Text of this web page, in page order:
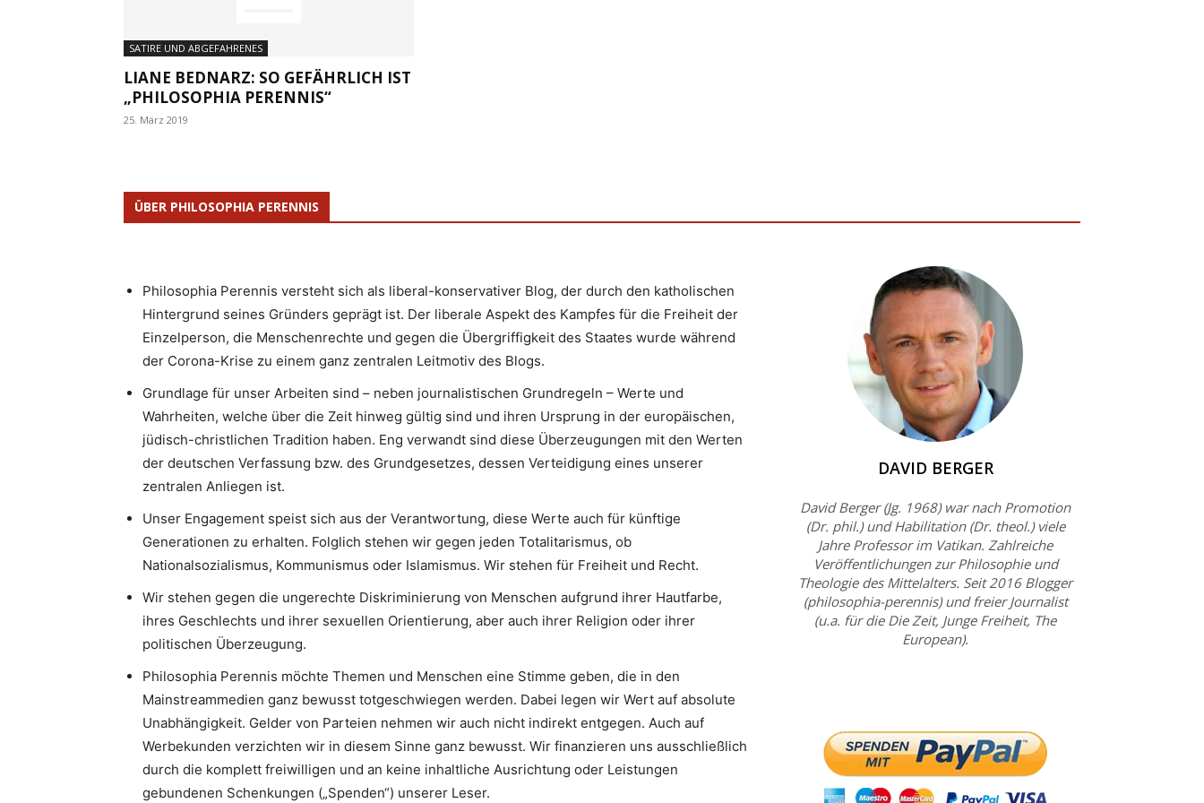
SATIRE UND ABGEFAHRENES
LIANE BEDNARZ: SO GEFÄHRLICH IST
„PHILOSOPHIA PERENNIS“
25. März 2019
ÜBER PHILOSOPHIA PERENNIS
Philosophia Perennis versteht sich als liberal-konservativer Blog, der durch den katholischen
Hintergrund seines Gründers geprägt ist. Der liberale Aspekt des Kampfes für die Freiheit der
Einzelperson, die Menschenrechte und gegen die Übergriffigkeit des Staates wurde während
der Corona-Krise zu einem ganz zentralen Leitmotiv des Blogs.
Grundlage für unser Arbeiten sind – neben journalistischen Grundregeln – Werte und
Wahrheiten, welche über die Zeit hinweg gültig sind und ihren Ursprung in der europäischen,
jüdisch-christlichen Tradition haben. Eng verwandt sind diese Überzeugungen mit den Werten
der deutschen Verfassung bzw. des Grundgesetzes, dessen Verteidigung eines unserer
zentralen Anliegen ist.
Unser Engagement speist sich aus der Verantwortung, diese Werte auch für künftige
Generationen zu erhalten. Folglich stehen wir gegen jeden Totalitarismus, ob
Nationalsozialismus, Kommunismus oder Islamismus. Wir stehen für Freiheit und Recht.
Wir stehen gegen die ungerechte Diskriminierung von Menschen aufgrund ihrer Hautfarbe,
ihres Geschlechts und ihrer sexuellen Orientierung, aber auch ihrer Religion oder ihrer
politischen Überzeugung.
Philosophia Perennis möchte Themen und Menschen eine Stimme geben, die in den
Mainstreammedien ganz bewusst totgeschwiegen werden. Dabei legen wir Wert auf absolute
Unabhängigkeit. Gelder von Parteien nehmen wir auch nicht indirekt entgegen. Auch auf
Werbekunden verzichten wir in diesem Sinne ganz bewusst. Wir finanzieren uns ausschließlich
durch die komplett freiwilligen und an keine inhaltliche Ausrichtung oder Leistungen
gebundenen Schenkungen („Spenden“) unserer Leser.
DAVID BERGER
David Berger (Jg. 1968) war nach Promotion
(Dr. phil.) und Habilitation (Dr. theol.) viele
Jahre Professor im Vatikan. Zahlreiche
Veröffentlichungen zur Philosophie und
Theologie des Mittelalters. Seit 2016 Blogger
(philosophia-perennis) und freier Journalist
(u.a. für die Die Zeit, Junge Freiheit, The
European).